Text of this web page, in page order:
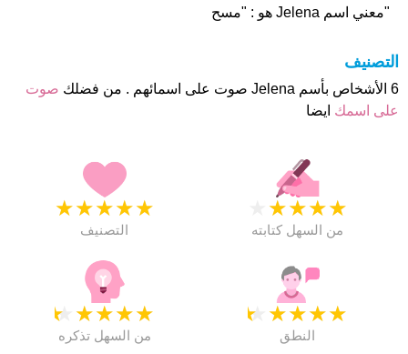
"معني اسم Jelena هو : "مسح
التصنيف
6 الأشخاص بأسم Jelena صوت على اسمائهم . من فضلك
صوت
على اسمك ايضا
★
★
★
★
★
التصنيف
★
★
★
★
من السهل كتابته
★
★
★
★
★
من السهل تذكره
★
★
★
★
★
النطق